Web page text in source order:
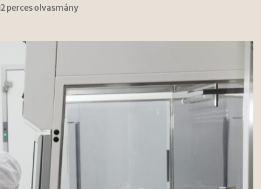
2 perces olvasmány